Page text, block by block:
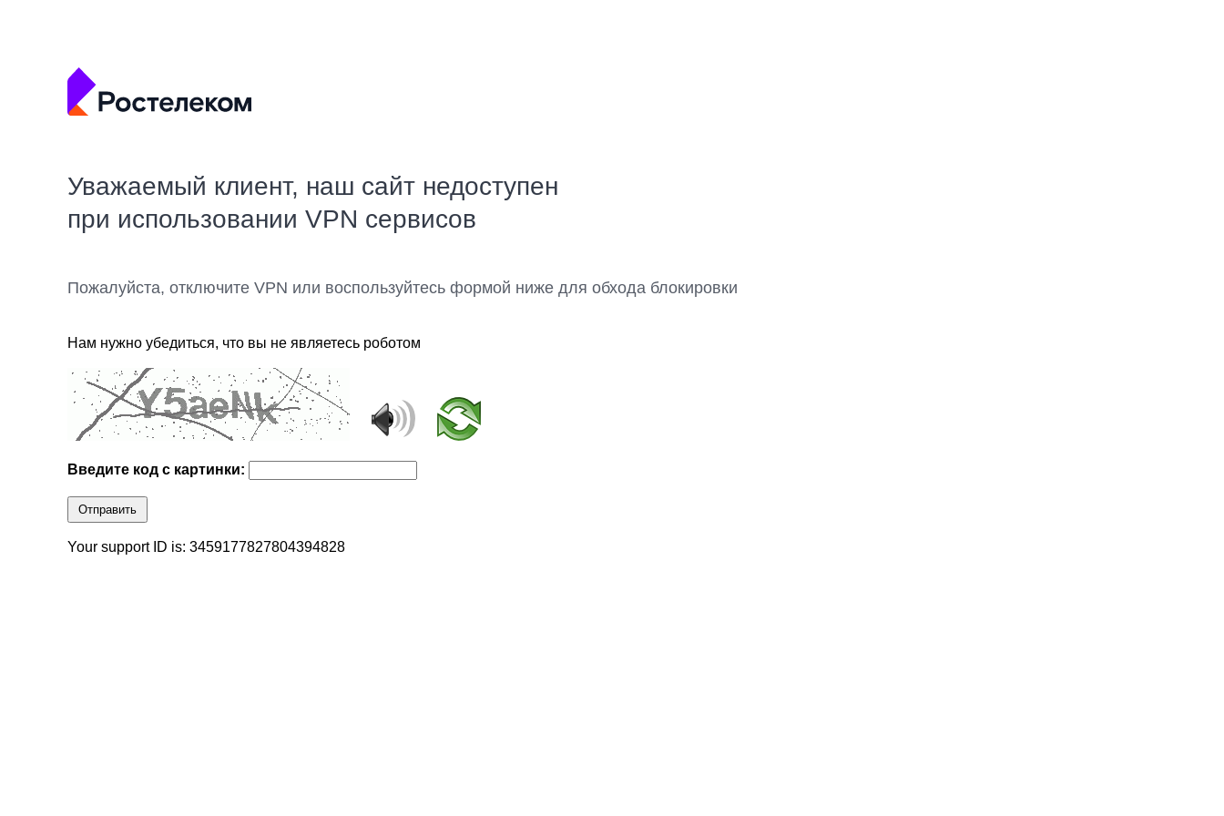
Уважаемый клиент, наш сайт недоступен
при использовании VPN сервисов
Пожалуйста, отключите VPN или воспользуйтесь формой ниже для обхода блокировки
Нам нужно убедиться, что вы не являетесь роботом
Введите код с картинки:
Отправить
Your support ID is: 3459177827804394828